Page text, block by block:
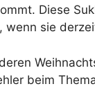
Diese
sie
beim